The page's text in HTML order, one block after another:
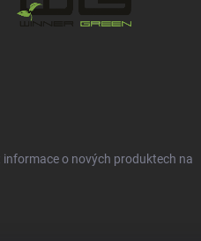
o nových produktech na